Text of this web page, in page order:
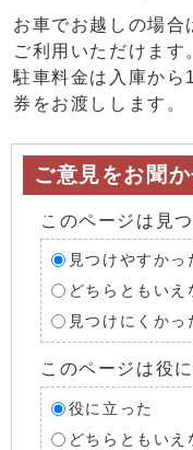
お車でお越しの場合
ご利用いただけます
駐車料金は入庫から
券をお渡しします。
ご意見をお聞
このページは見
見つけやすかっ
どちらともいえ
見つけにくかっ
このページは役
役に立った
どちらともいえ